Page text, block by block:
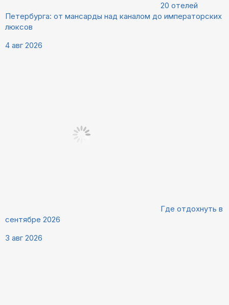
20 отелей
Петербурга: от мансарды над каналом до императорских
люксов
4 авг 2026
Где отдохнуть в
сентябре 2026
3 авг 2026